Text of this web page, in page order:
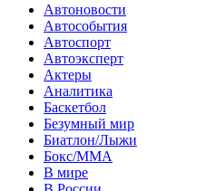
Автоновости
Автособытия
Автоспорт
Автоэксперт
Актеры
Аналитика
Баскетбол
Безумный мир
Биатлон/Лыжи
Бокс/MMA
В мире